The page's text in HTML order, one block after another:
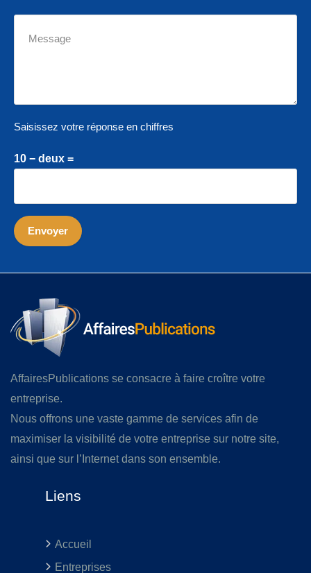
Saisissez votre réponse en chiffres
10 − deux =
AffairesPublications se consacre à faire croître votre
entreprise.
Nous offrons une vaste gamme de services afin de
maximiser la visibilité de votre entreprise sur notre site,
ainsi que sur l’Internet dans son ensemble.
Liens
Accueil
Entreprises